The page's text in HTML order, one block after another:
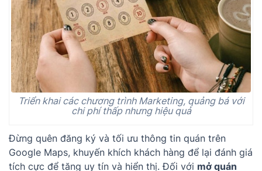
Triển khai các chương trình Marketing, quảng bá với
chi phí thấp nhưng hiệu quả
Đừng quên đăng ký và tối ưu thông tin quán trên
Google Maps, khuyến khích khách hàng để lại đánh giá
tích cực để tăng uy tín và hiển thị. Đối với mở quán